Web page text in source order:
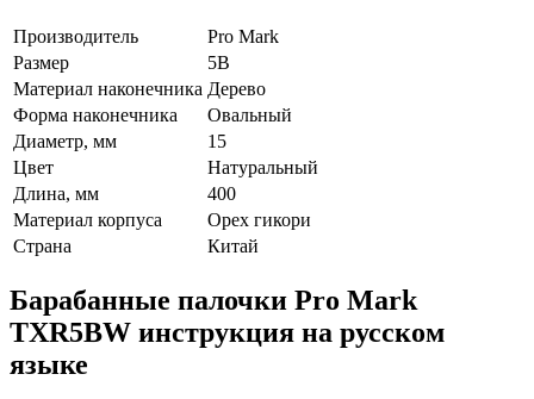
Производитель
Pro Mark
Размер
5B
Материал наконечника Дерево
Форма наконечника
Овальный
Диаметр, мм
15
Цвет
Натуральный
Длина, мм
400
Материал корпуса
Орех гикори
Страна
Китай
Барабанные палочки Pro Mark
TXR5BW инструкция на русском
языке